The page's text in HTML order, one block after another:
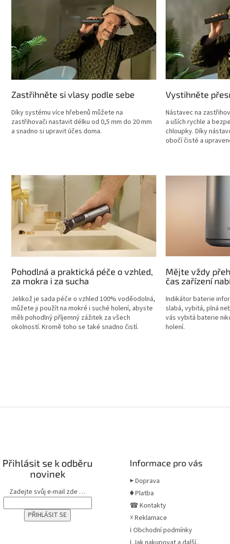
Zastřihněte si vlasy podle sebe
Díky systému více hřebenů můžete na
zastřihovači nastavit délku od 0,5 mm do 20 mm
a snadno si upravit účes doma.
Vystihněte
Nástavec na
a uších rychle a
chloupky. Díky
obočí čisté a
Pohodlná a praktická péče o vzhled,
za mokra i za sucha
Jelikož je sada péče o vzhled 100% voděodolná,
můžete ji použít na mokré i suché holení, abyste
měli pohodlný příjemný zážitek za všech
okolností. Kromě toho se také snadno čistí.
Mějte vždy
čas zařízení
Indikátor baterie
slabá, vybitá, plná
vás vybitá baterie
holení.
Přihlásit se k odběru
novinek
Zadejte svůj e-mail zde …
Informace pro vás
▶ Doprava
♦ Platba
☎ Kontakty
☓ Reklamace
ℹ Obchodní podmínky